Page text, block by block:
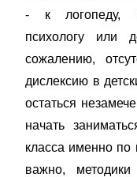
- к логопеду,
психологу или
сожалению,
дислексию в
остаться
начать
класса именно по
важно,